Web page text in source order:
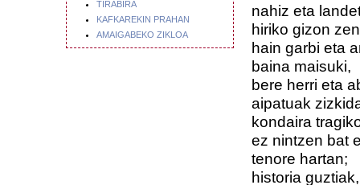
TIRABIRA
KAFKAREKIN PRAHAN
AMAIGABEKO ZIKLOA
nahiz eta
hiriko gizon
hain garbi eta
baina maisuki,
bere herri eta
aipatuak
kondaira
ez nintzen bat
tenore hartan;
historia guztiak,